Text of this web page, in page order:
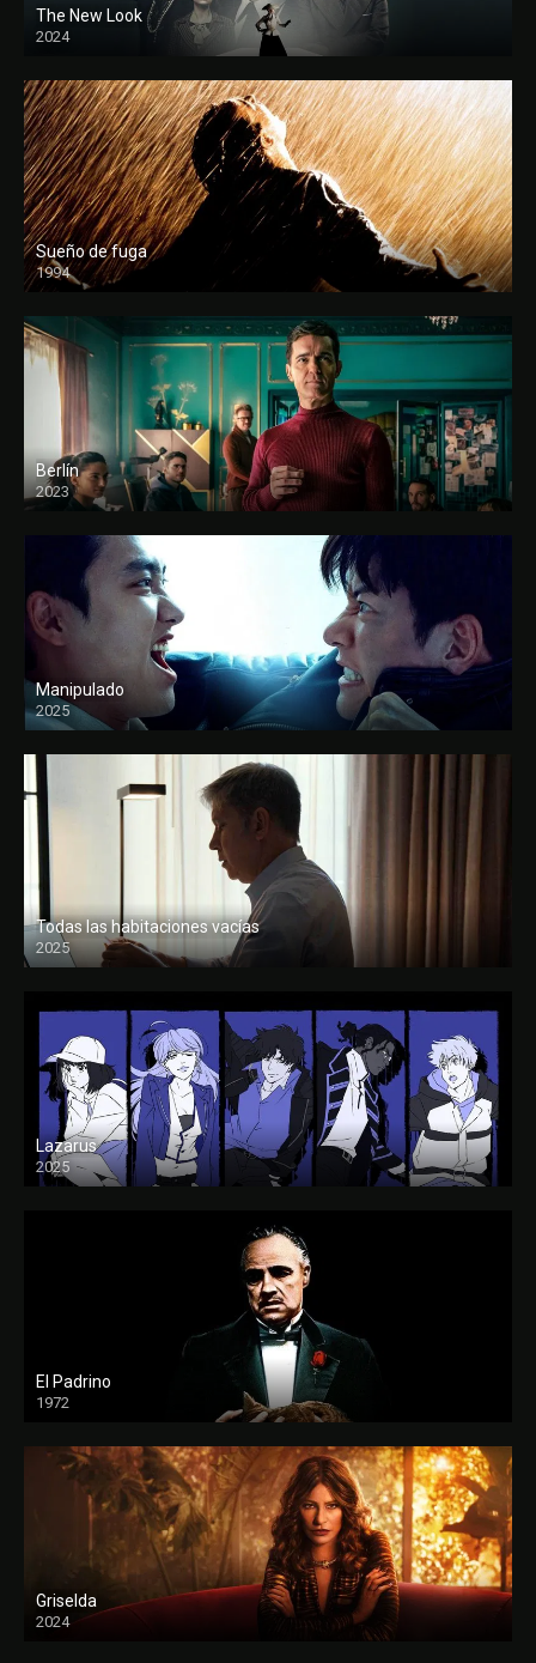
The New Look
2024
Sueño de fuga
1994
FULL HD
Berlín
2023
Manipulado
2025
Todas las habitaciones vacías
2025
FULL HD
Lazarus
2025
El Padrino
1972
FULL HD
Griselda
2024